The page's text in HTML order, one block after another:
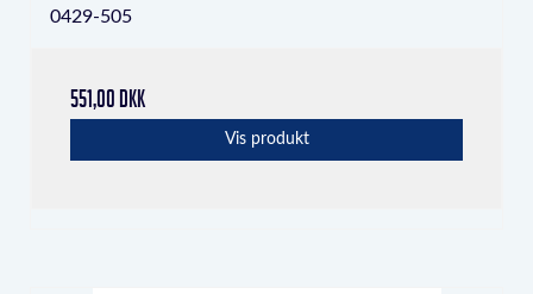
0429-505
551,00 DKK
Vis produkt